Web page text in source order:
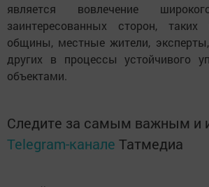
является вовлечение
заинтересованных сторон, таких
общины, местные жители,
других в процессы устойчивого
объектами.
Следите за самым важным и
Telegram-канале Татмедиа